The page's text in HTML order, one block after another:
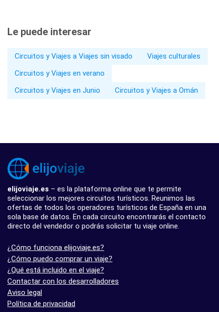
Le puede interesar
Circuitos y Viajes a Viajes sin visado
Viajes culturales
Circuitos y Viajes en verano
Circuitos y Viajes en Junio
Circuitos y Viajes a Omán
elijoviaje.es – es la plataforma online que te permite
seleccionar los mejores circuitos turísticos. Reunimos las
ofertas de todos los operadores turísticos de España en una
sola base de datos. En cada circuito encontrarás el contacto
directo del vendedor o podrás solicitar tu viaje online.
¿Cómo funciona elijoviaje.es?
¿Cómo puedo comprar un viaje?
¿Qué está incluido en el viaje?
Contactar con los desarrolladores
Aviso legal
Política de privacidad